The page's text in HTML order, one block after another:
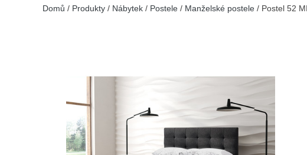
Domů / Produkty / Nábytek / Postele / Manželské postele / Postel 52